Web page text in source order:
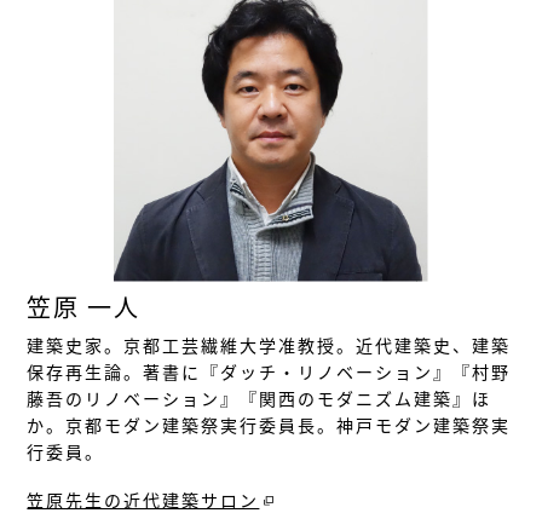
笠原 一人
建築史家。京都工芸繊維大学准教授。近代建築史、建築
保存再生論。著書に『ダッチ・リノベーション』『村野
藤吾のリノベーション』『関西のモダニズム建築』ほ
か。京都モダン建築祭実行委員長。神戸モダン建築祭実
行委員。
笠原先生の近代建築サロン